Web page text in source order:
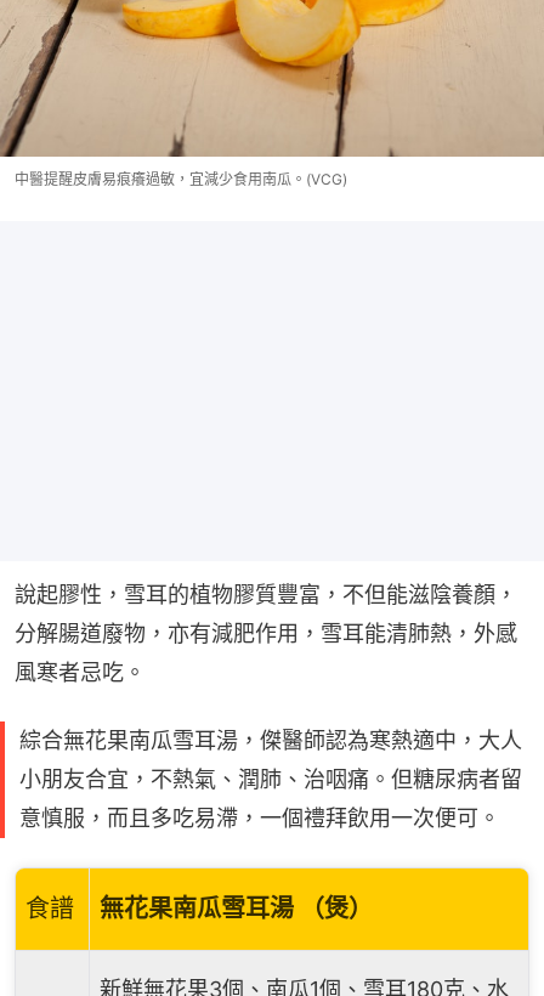
中醫提醒皮膚易痕癢過敏，宜減少食用南瓜。(VCG)
說起膠性，雪耳的植物膠質豐富，不但能滋陰養顏，
分解腸道廢物，亦有減肥作用，雪耳能清肺熱，外感
風寒者忌吃。
綜合無花果南瓜雪耳湯，傑醫師認為寒熱適中，大人
小朋友合宜，不熱氣、潤肺、治咽痛。但糖尿病者留
意慎服，而且多吃易滯，一個禮拜飲用一次便可。
食譜 無花果南瓜雪耳湯 （煲）
新鮮無花果3個、南瓜1個、雪耳180克、水